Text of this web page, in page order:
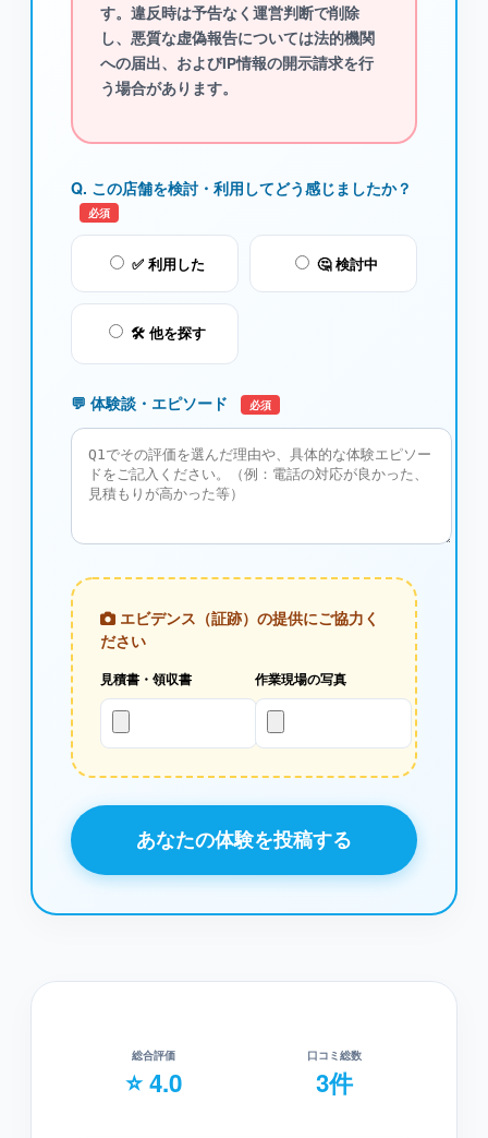
す。違反時は予告なく運営判断で削除
し、悪質な虚偽報告については法的機関
への届出、およびIP情報の開示請求を行
う場合があります。
Q. この店舗を検討・利用してどう感じましたか？
必須
✅ 利用した 🤔 検討中
🛠️ 他を探す
💬 体験談・エピソード 必須
エビデンス（証跡）の提供にご協力く
ださい
見積書・領収書 作業現場の写真
あなたの体験を投稿する
総合評価
⭐ 4.0
口コミ総数
3件